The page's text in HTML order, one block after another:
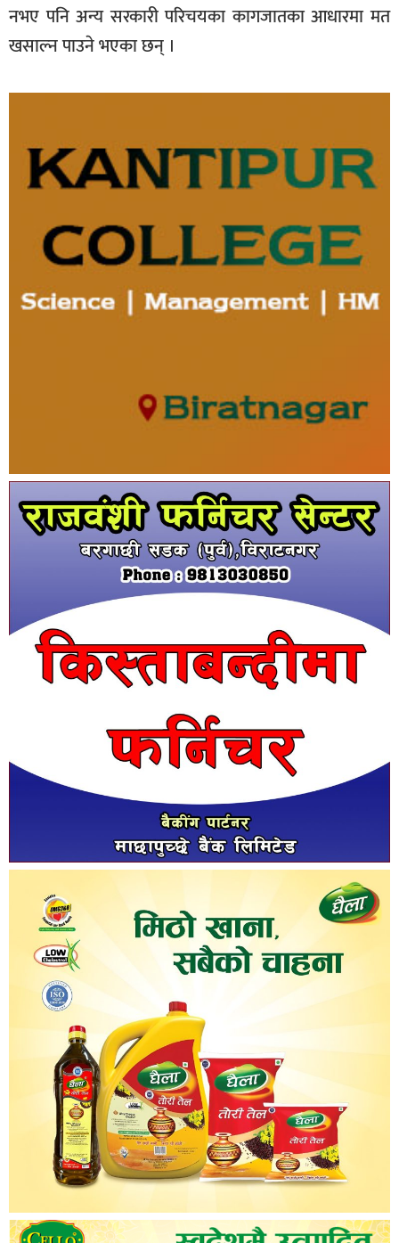
नभए पनि अन्य सरकारी परिचयका कागजातका आधारमा मत
खसाल्न पाउने भएका छन् ।